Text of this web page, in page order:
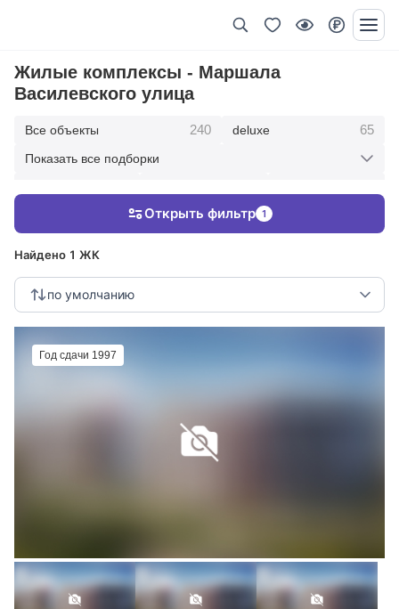
Жилые комплексы - Маршала
Василевского улица
Все объекты 240 deluxe 65
123 клубные дома
Показать все подборки
Найдено 1 ЖК
по умолчанию
Открыть фильтр 1
Год сдачи 1997